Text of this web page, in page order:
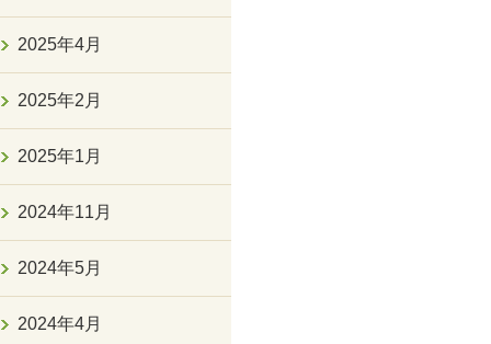
2025年4月
2025年2月
2025年1月
2024年11月
2024年5月
2024年4月